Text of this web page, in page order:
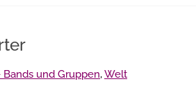
und Gruppen,Welt